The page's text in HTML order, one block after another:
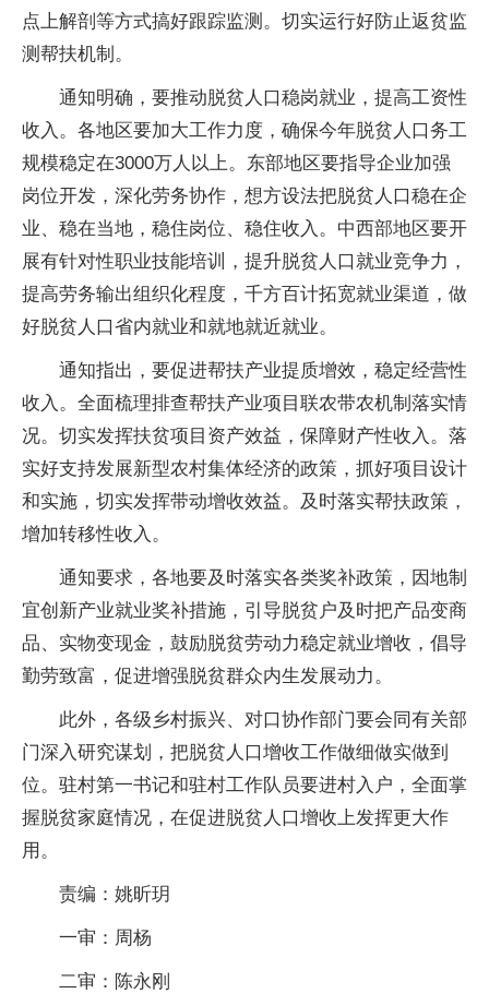
点上解剖等方式搞好跟踪监测。切实运行好防止返贫监
测帮扶机制。
通知明确，要推动脱贫人口稳岗就业，提高工资性
收入。各地区要加大工作力度，确保今年脱贫人口务工
规模稳定在3000万人以上。东部地区要指导企业加强
岗位开发，深化劳务协作，想方设法把脱贫人口稳在企
业、稳在当地，稳住岗位、稳住收入。中西部地区要开
展有针对性职业技能培训，提升脱贫人口就业竞争力，
提高劳务输出组织化程度，千方百计拓宽就业渠道，做
好脱贫人口省内就业和就地就近就业。
通知指出，要促进帮扶产业提质增效，稳定经营性
收入。全面梳理排查帮扶产业项目联农带农机制落实情
况。切实发挥扶贫项目资产效益，保障财产性收入。落
实好支持发展新型农村集体经济的政策，抓好项目设计
和实施，切实发挥带动增收效益。及时落实帮扶政策，
增加转移性收入。
通知要求，各地要及时落实各类奖补政策，因地制
宜创新产业就业奖补措施，引导脱贫户及时把产品变商
品、实物变现金，鼓励脱贫劳动力稳定就业增收，倡导
勤劳致富，促进增强脱贫群众内生发展动力。
此外，各级乡村振兴、对口协作部门要会同有关部
门深入研究谋划，把脱贫人口增收工作做细做实做到
位。驻村第一书记和驻村工作队员要进村入户，全面掌
握脱贫家庭情况，在促进脱贫人口增收上发挥更大作
用。
责编：姚昕玥
一审：周杨
二审：陈永刚